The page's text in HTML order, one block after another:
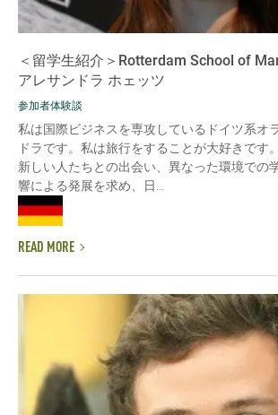
＜留学生紹介＞Rotterdam School of
アレサンドラ ホェッツ
参加者体験談
私は国際ビジネスを専攻しているドイツ系オ
ドラです。私は旅行をすることが大好きです
新しい人たちとの出会い、異なった環境での
響による発展を求め、日...
READ MORE